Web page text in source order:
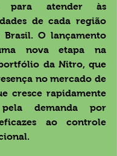
para atender às
de cada região
O lançamento
nova etapa na
da Nitro, que
no mercado de
cresce rapidamente
demanda por
ao controle